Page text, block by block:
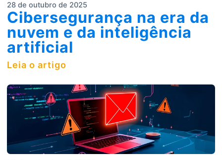
28 de outubro de 2025
Cibersegurança na era da
nuvem e da inteligência
artificial
Leia o artigo